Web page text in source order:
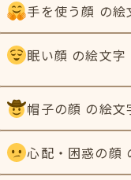
手を使う顔 の
眠い顔 の絵文字
帽子の顔 の絵
心配・困惑の顔